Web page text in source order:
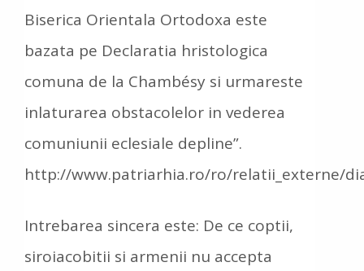
Biserica Orientala Ortodoxa este
bazata pe Declaratia hristologica
comuna de la Chambésy si urmareste
inlaturarea obstacolelor in vederea
comuniunii eclesiale depline”.
http://www.patriarhia.ro/ro/relatii_externe/
Intrebarea sincera este: De ce coptii,
siroiacobitii si armenii nu accepta